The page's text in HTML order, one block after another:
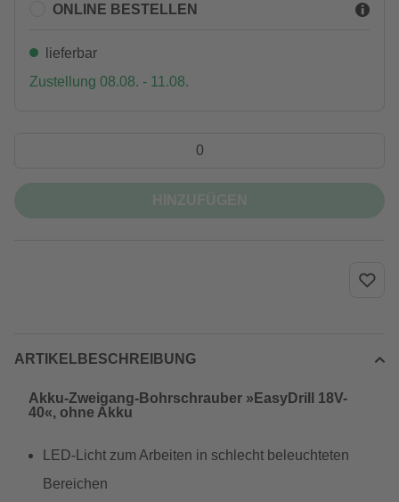
ONLINE BESTELLEN
lieferbar
Zustellung 08.08. - 11.08.
ARTIKELBESCHREIBUNG
Akku-Zweigang-Bohrschrauber »EasyDrill 18V-
40«, ohne Akku
LED-Licht zum Arbeiten in schlecht beleuchteten
Bereichen